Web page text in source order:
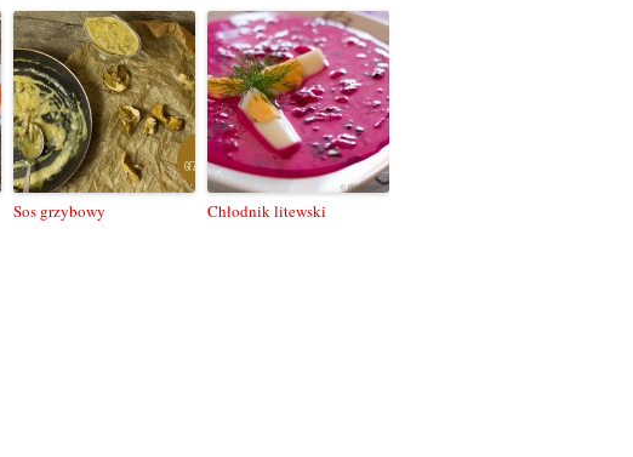
Sos grzybowy Chłodnik litewski